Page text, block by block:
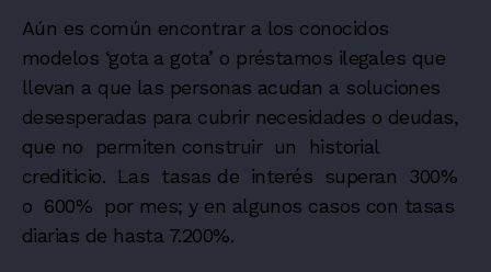
Aún es común encontrar a los conocidos
modelos ‘gota a gota’ o préstamos ilegales que
llevan a que las personas acudan a soluciones
desesperadas para cubrir necesidades o deudas,
que no permiten construir un historial
crediticio. Las tasas de interés superan 300%
o 600% por mes; y en algunos casos con tasas
diarias de hasta 7.200%.